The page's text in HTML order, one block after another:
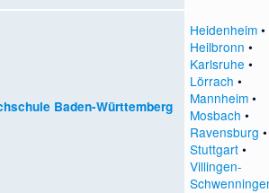
Baden-Württemberg
Heidenheim•
Heilbronn •
Karlsruhe •
Lörrach •
Mannheim•
Mosbach •
Ravensburg •
Stuttgart•
Villingen-